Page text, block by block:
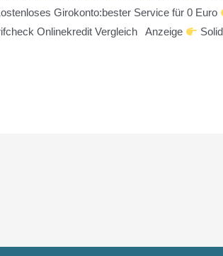
Girokonto:bester Service für 0 Euro
Onlinekredit Vergleich Anzeige